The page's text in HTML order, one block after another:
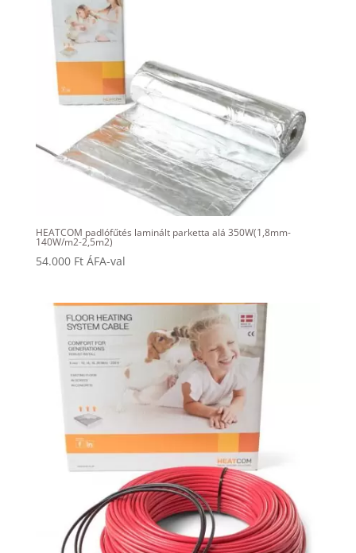
HEATCOM padlófűtés laminált parketta alá 350W(1,8mm-
140W/m2-2,5m2)
54.000 Ft ÁFA-val